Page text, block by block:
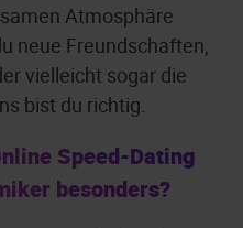
Atmosphäre
neue Freundschaften,
vielleicht sogar die
bist du richtig.
Speed-Dating
besonders?